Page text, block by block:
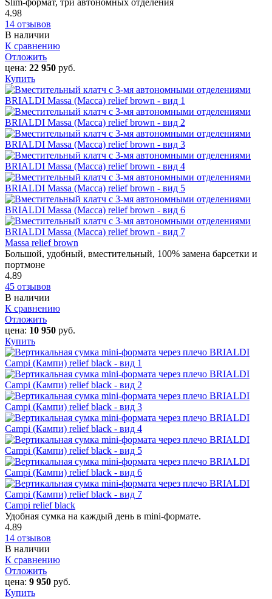
Slim-формат, три автономных отделения
4.98
14 отзывов
В наличии
К сравнению
Отложить
цена: 22 950 руб.
Купить
Massa relief brown
Большой, удобный, вместительный, 100% замена барсетки и
портмоне
4.89
45 отзывов
В наличии
К сравнению
Отложить
цена: 10 950 руб.
Купить
Campi relief black
Удобная сумка на каждый день в mini-формате.
4.89
14 отзывов
В наличии
К сравнению
Отложить
цена: 9 950 руб.
Купить